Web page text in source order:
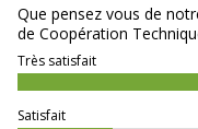
Que pensez vous de
de Coopération
Très satisfait
Satisfait